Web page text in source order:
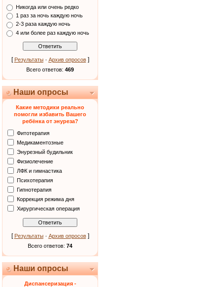
Никогда или очень редко
1 раз за ночь каждую ночь
2-3 раза каждую ночь
4 или более раз каждую ночь
[ Результаты· Архив опросов]
Всего ответов: 469
Наши опросы
Какие методики реально
помогли избавить Вашего
ребёнка от энуреза?
Фитотерапия
Медикаментозные
Энурезный будильник
Физиолечение
ЛФК и гимнастика
Психотерапия
Гипнотерапия
Коррекция режима дня
Хирургическая операция
[ Результаты· Архив опросов]
Всего ответов: 74
Наши опросы
Диспансеризация -